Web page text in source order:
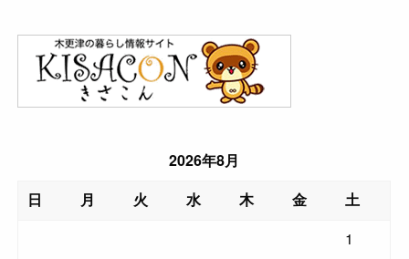
2026年8月
日
月 火 水 木 金
土
1